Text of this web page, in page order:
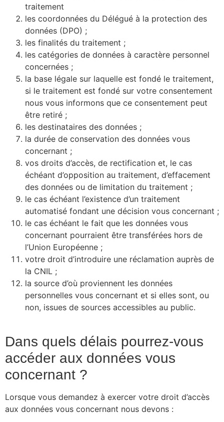
traitement
les coordonnées du Délégué à la protection des
données (DPO) ;
les finalités du traitement ;
les catégories de données à caractère personnel
concernées ;
la base légale sur laquelle est fondé le traitement,
si le traitement est fondé sur votre consentement
nous vous informons que ce consentement peut
être retiré ;
les destinataires des données ;
la durée de conservation des données vous
concernant ;
vos droits d’accès, de rectification et, le cas
échéant d’opposition au traitement, d’effacement
des données ou de limitation du traitement ;
le cas échéant l’existence d’un traitement
automatisé fondant une décision vous concernant ;
le cas échéant le fait que les données vous
concernant pourraient être transférées hors de
l’Union Européenne ;
votre droit d’introduire une réclamation auprès de
la CNIL ;
la source d’où proviennent les données
personnelles vous concernant et si elles sont, ou
non, issues de sources accessibles au public.
Dans quels délais pourrez-vous
accéder aux données vous
concernant ?
Lorsque vous demandez à exercer votre droit d’accès
aux données vous concernant nous devons :